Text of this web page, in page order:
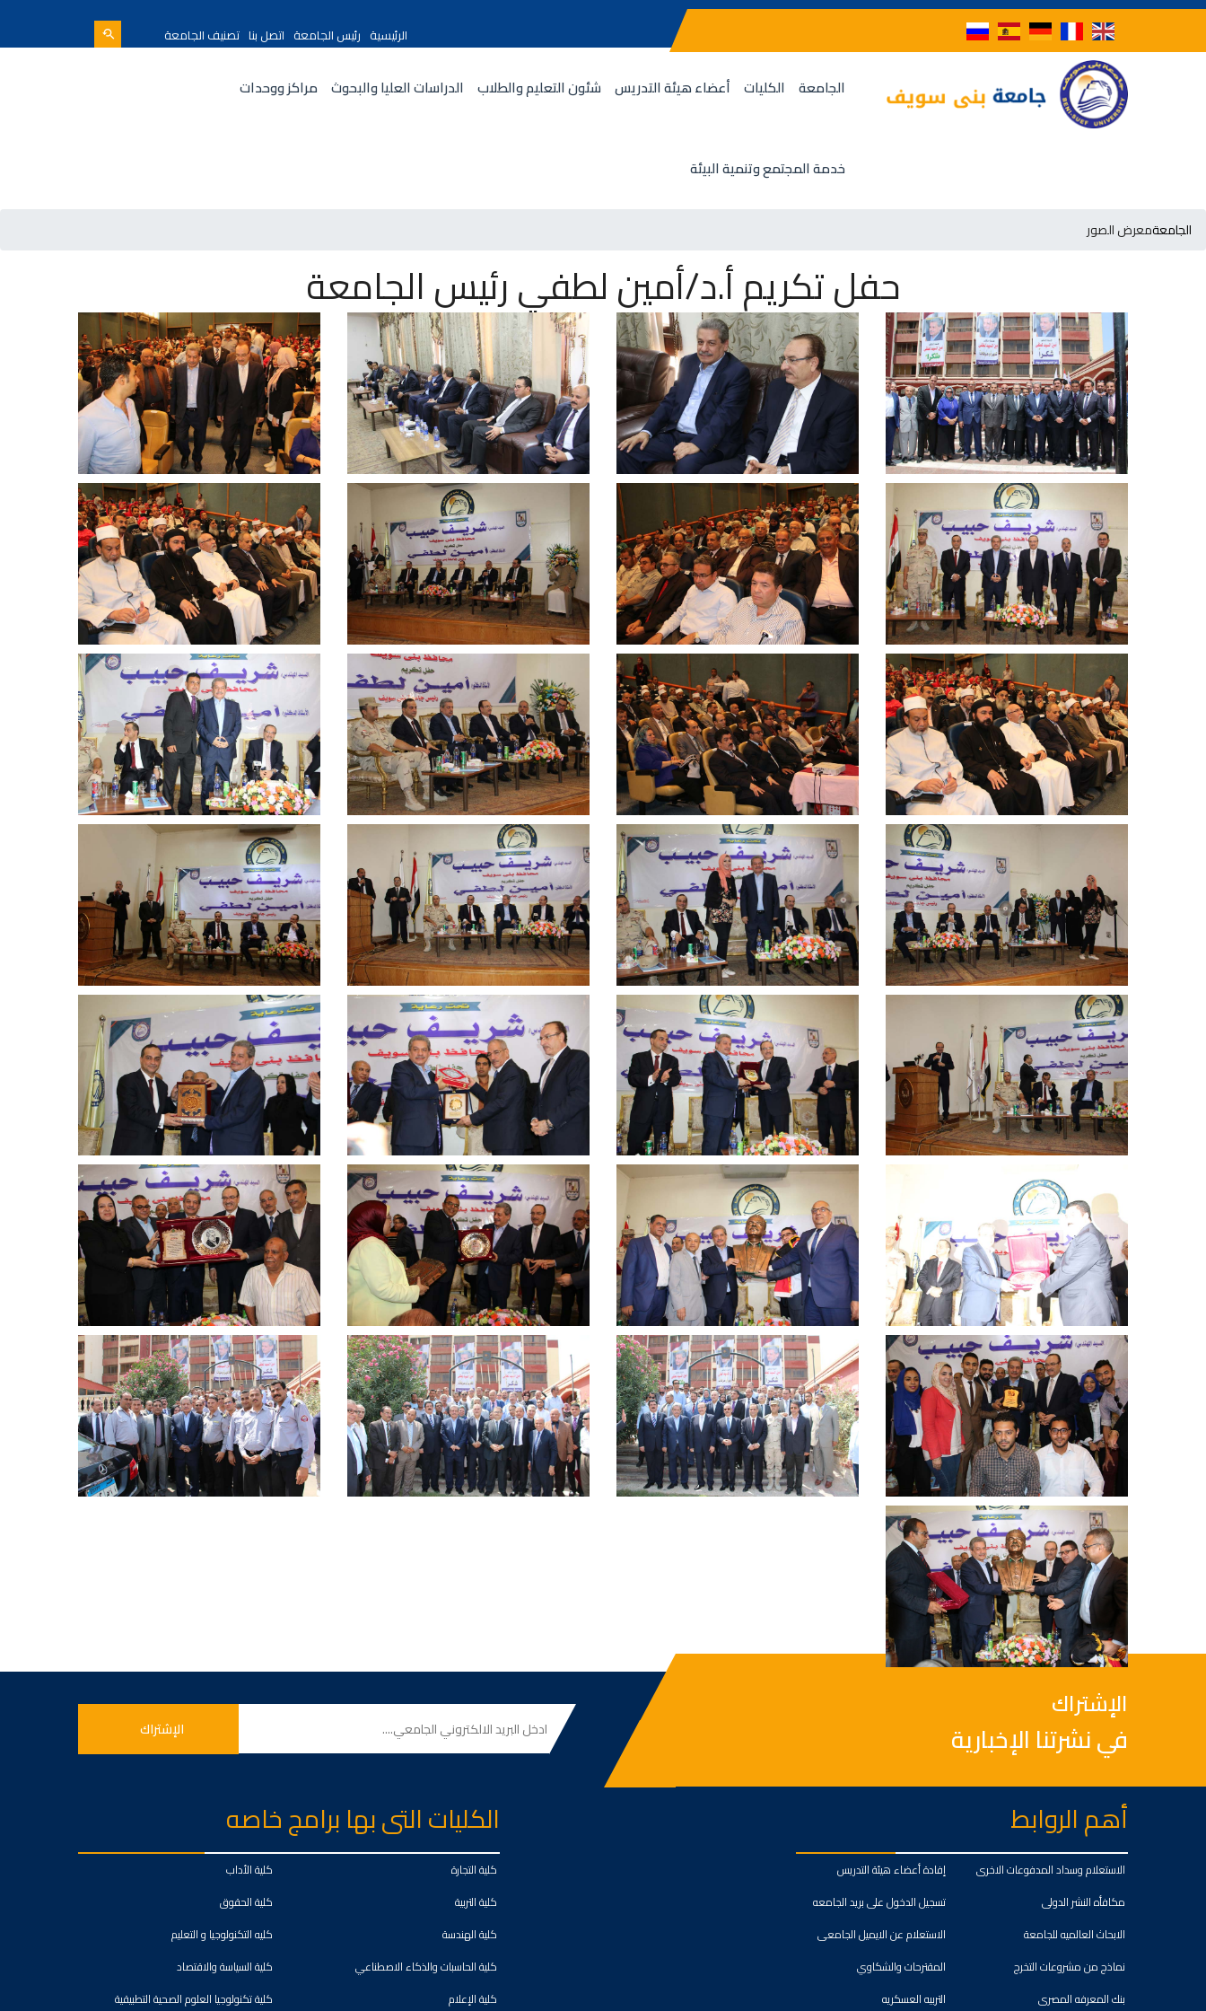
الرئيسية رئيس الجامعة اتصل بنا تصنيف الجامعة
الجامعة الكليات أعضاء هيئة التدريس شئون التعليم والطلاب الدراسات العليا والبحوث مراكز ووحدات
خدمة المجتمع وتنمية البيئة
الجامعةمعرض الصور
حفل تكريم أ.د/أمين لطفي رئيس الجامعة
الإشتراك
في نشرتنا الإخبارية
أهم الروابط
الاستعلام وسداد المدفوعات الاخرى
إفادة أعضاء هيئة التدريس
مكافأه النشر الدولى
تسجيل الدخول على بريد الجامعه
الابحاث العالميه للجامعة
الاستعلام عن الايميل الجامعى
نماذج من مشروعات التخرج
المقترحات والشكاوي
بنك المعرفه المصرى
التربيه العسكريه
الكليات التى بها برامج خاصه
كلية التجارة
كلية الأداب
كلية التربية
كلية الحقوق
كلية الهندسة
كليه التكنولوجيا و التعليم
كلية الحاسبات والذكاء الاصطناعي
كلية السياسة والاقتصاد
كلية الإعلام
كلية تكنولوجيا العلوم الصحية التطبيقية